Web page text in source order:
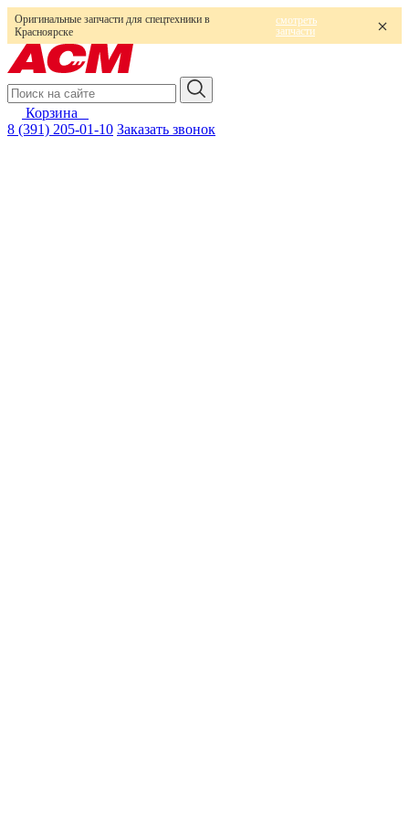
Оригинальные запчасти для спецтехники в
Красноярске
смотреть
запчасти
Корзина
8 (391) 205-01-10 Заказать звонок